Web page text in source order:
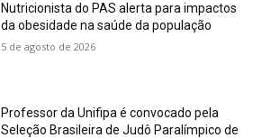
Nutricionista do PAS alerta para impactos
da obesidade na saúde da população
5 de agosto de 2026
Professor da Unifipa é convocado pela
Seleção Brasileira de Judô Paralímpico de